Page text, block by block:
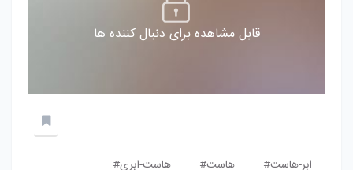
قابل مشاهده برای دنبال کننده ها
ابر-هاست# هاست# هاست-ابری#